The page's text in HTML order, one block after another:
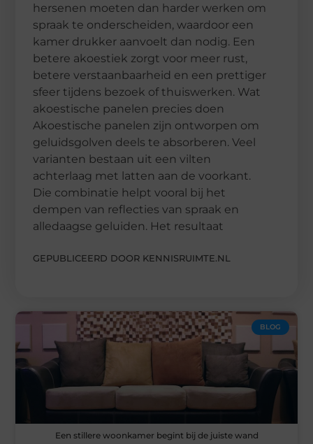
hersenen moeten dan harder werken om
spraak te onderscheiden, waardoor een
kamer drukker aanvoelt dan nodig. Een
betere akoestiek zorgt voor meer rust,
betere verstaanbaarheid en een prettiger
sfeer tijdens bezoek of thuiswerken. Wat
akoestische panelen precies doen
Akoestische panelen zijn ontworpen om
geluidsgolven deels te absorberen. Veel
varianten bestaan uit een vilten
achterlaag met latten aan de voorkant.
Die combinatie helpt vooral bij het
dempen van reflecties van spraak en
alledaagse geluiden. Het resultaat
GEPUBLICEERD DOOR KENNISRUIMTE.NL
BLOG
Een stillere woonkamer begint bij de juiste wand